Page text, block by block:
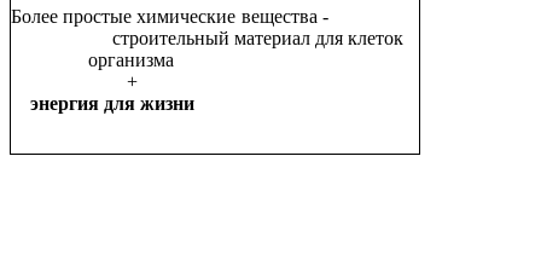
Более простые химические вещества -
строительный материал для клеток
организма
+
энергия для жизни